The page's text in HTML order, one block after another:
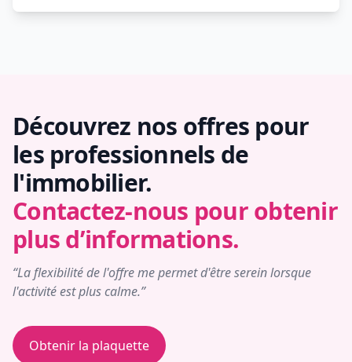
Découvrez nos offres pour
les professionnels de
l'immobilier.
Contactez-nous pour obtenir
plus d’informations.
“La flexibilité de l'offre me permet d'être serein lorsque
l'activité est plus calme.”
Obtenir la plaquette